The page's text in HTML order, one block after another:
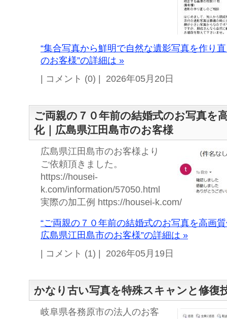
“集合写真から鮮明で自然な遺影写真を作り
のお客様”の詳細は »
| コメント (0) | 2026年05月20日
ご両親の７０年前の結婚式のお写真を
化｜広島県江田島市のお客様
広島県江田島市のお客様より
ご依頼頂きました。
https://housei-
k.com/information/57050.html
実際の加工例 https://housei-k.com/
“ご両親の７０年前の結婚式のお写真を高画
広島県江田島市のお客様”の詳細は »
| コメント (1) | 2026年05月19日
かなり古い写真を特殊スキャンと修復
岐阜県各務原市の法人のお客